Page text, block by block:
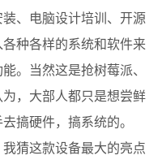
、电脑设计培训、开源
种各样的系统和软件来
。当然这是抢树莓派、
，大部人都只是想尝鲜
搞硬件，搞系统的。
猜这款设备最大的亮点